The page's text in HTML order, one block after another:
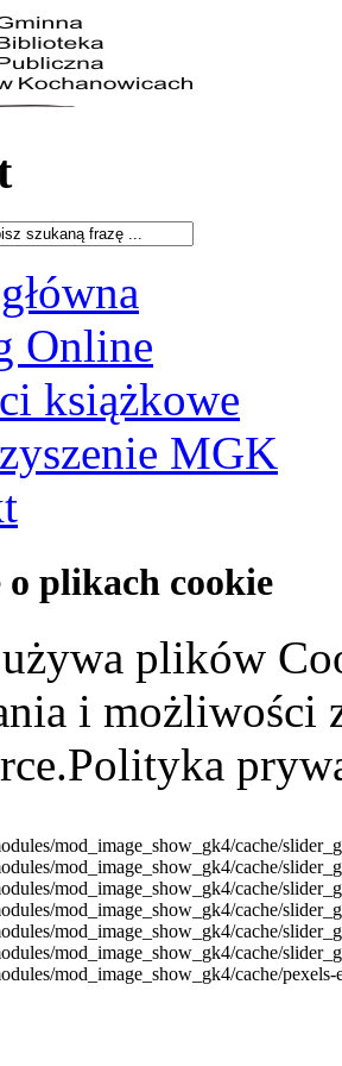
Online
książkowe
MGK
plikach cookie
plików
i możliwości
mod_image_show_gk4/cache/
mod_image_show_gk4/cache/
mod_image_show_gk4/cache/
mod_image_show_gk4/cache/
mod_image_show_gk4/cache/
mod_image_show_gk4/cache/
mod_image_show_gk4/cache/